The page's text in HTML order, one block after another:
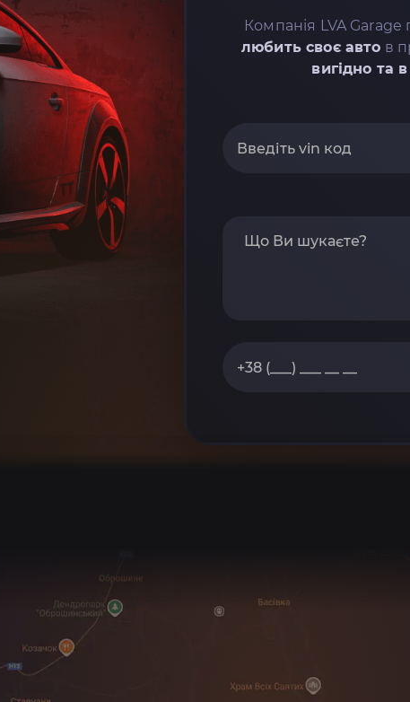
Компанія LVA
любить своє авто в
вигідно та